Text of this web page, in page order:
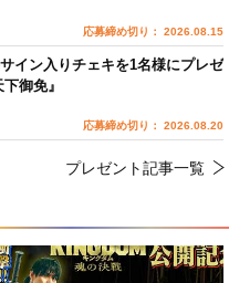
応募締め切り： 2026.08.15
イン入りチェキを1名様にプレゼ
御免』
応募締め切り： 2026.08.20
プレゼント記事一覧